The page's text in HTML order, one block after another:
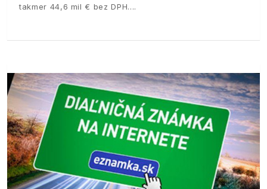
takmer 44,6 mil € bez DPH.